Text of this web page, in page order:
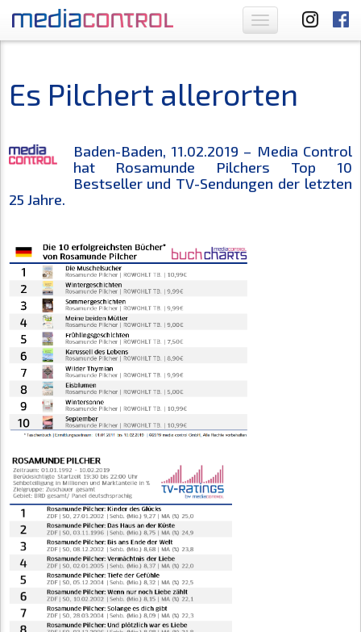
Toggle
navigation
Es Pilchert allerorten
Baden-Baden, 11.02.2019 – Media Control
hat Rosamunde Pilchers Top 10
Bestseller und TV-Sendungen der letzten
25 Jahre.